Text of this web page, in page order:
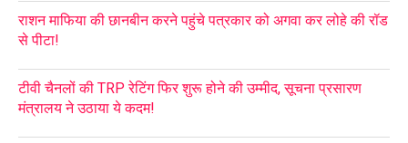
राशन माफिया की छानबीन करने पहुंचे पत्रकार को अगवा कर लोहे की रॉड
से पीटा!
टीवी चैनलों की TRP रेटिंग फिर शुरू होने की उम्मीद, सूचना प्रसारण
मंत्रालय ने उठाया ये कदम!